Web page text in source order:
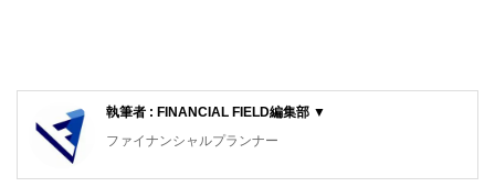
執筆者 : FINANCIAL FIELD編集部 ▼
ファイナンシャルプランナー
FinancialField編集部は、金融、経済に関する記事を、日々